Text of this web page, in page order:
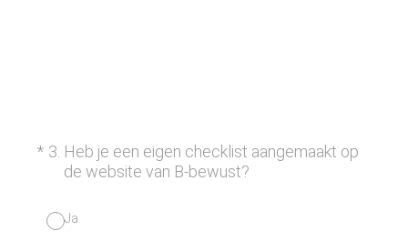
* 3 Heb je een eigen checklist aangemaakt op
de website van B-bewust?
(Vereist.)
Ja